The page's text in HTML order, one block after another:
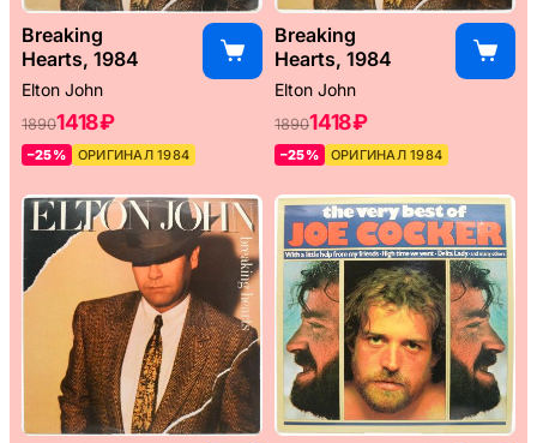
Breaking
Hearts, 1984
Elton John
18901418 ₽
–25% ОРИГИНАЛ 1984
Breaking
Hearts, 1984
Elton John
18901418 ₽
–25% ОРИГИНАЛ 1984